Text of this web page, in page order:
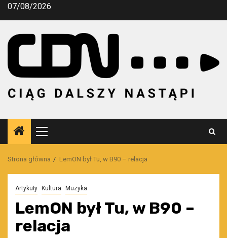
Przejdź
07/08/2026
Menu
główne
Strona główna LemON był Tu, w B90 – relacja
Artykuły Kultura Muzyka
LemON był Tu, w B90 –
relacja